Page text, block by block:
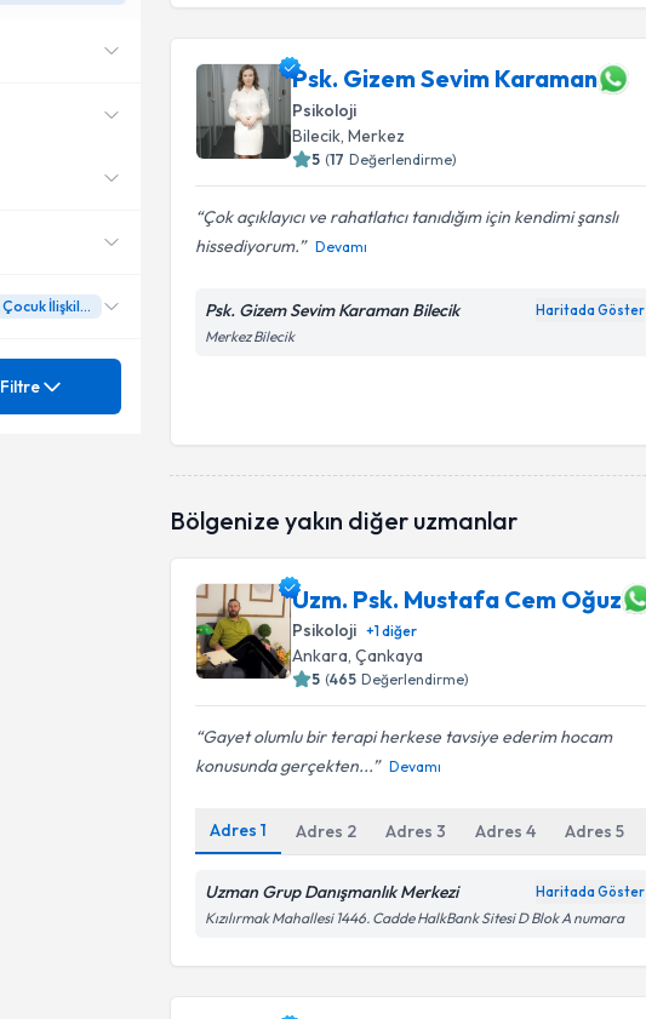
Psk. Gizem Sevim Karaman
Psikoloji
Bilecik , Merkez
5 (17 Değerlendirme)
Çok açıklayıcı ve rahatlatıcı tanıdığım için kendimi şanslı
hissediyorum.
Devamı
Psk. Gizem Sevim Karaman Bilecik Haritada Göster
Merkez Bilecik
Bölgenize yakın diğer uzmanlar
Uzm. Psk. Mustafa Cem Oğuz
Psikoloji +1diğer
Ankara, Çankaya
5 (465 Değerlendirme)
Gayet olumlu bir terapi herkese tavsiye ederim hocam
konusunda gerçekten...
Devamı
Adres1 Adres 2 Adres3 Adres4 Adres5
Uzman Grup Danışmanlık Merkezi Haritada Göster
Kızılırmak Mahallesi 1446. Cadde HalkBank Sitesi D Blok A numara
Ebeveyn Çocuk İlişkileri